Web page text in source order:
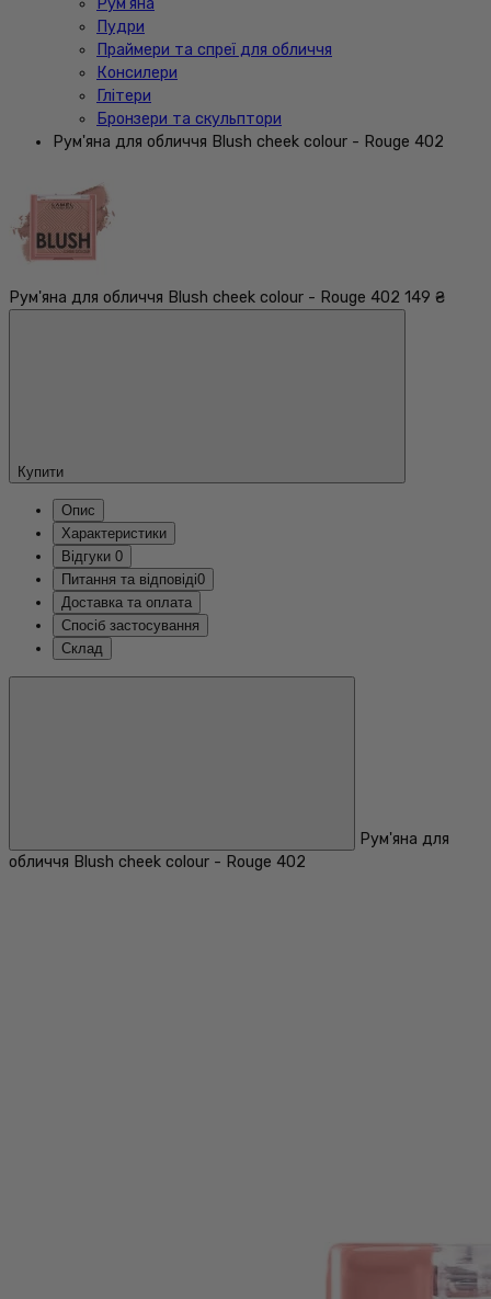
Рум'яна
Пудри
Праймери та спреї для обличчя
Консилери
Глітери
Бронзери та скульптори
Рум'яна для обличчя Blush cheek colour - Rouge 402
Рум'яна для обличчя Blush cheek colour - Rouge 402 149 ₴
Купити
Опис
Характеристики
Відгуки 0
Питання та відповіді0
Доставка та оплата
Спосіб застосування
Склад
Рум'яна для
обличчя Blush cheek colour - Rouge 402